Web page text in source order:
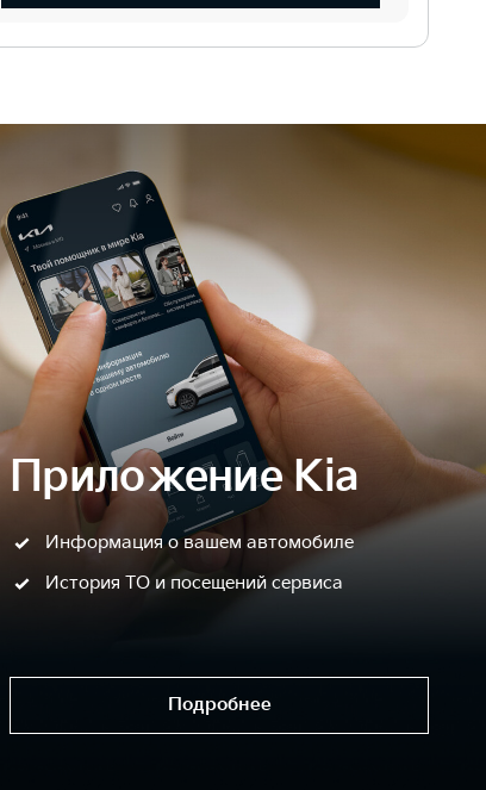
Приложение Kia
Информация о вашем автомобиле
История ТО и посещений сервиса
Подробнее